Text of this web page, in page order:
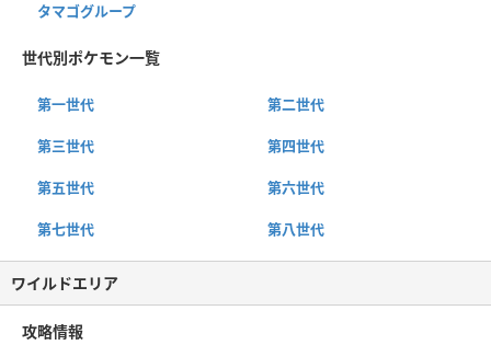
タマゴグループ
世代別ポケモン一覧
第一世代 第二世代
第三世代 第四世代
第五世代 第六世代
第七世代 第八世代
ワイルドエリア
攻略情報